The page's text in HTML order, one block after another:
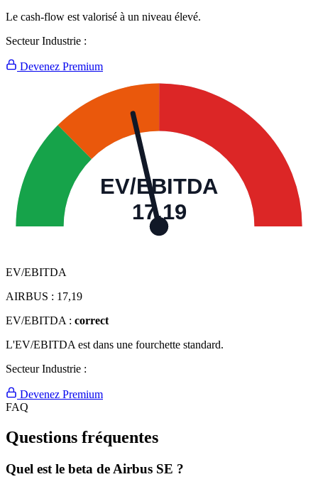
Le cash-flow est valorisé à un niveau élevé.
Secteur Industrie :
Devenez Premium
EV/EBITDA
17,19
EV/EBITDA
AIRBUS : 17,19
EV/EBITDA : correct
L'EV/EBITDA est dans une fourchette standard.
Secteur Industrie :
Devenez Premium
FAQ
Questions fréquentes
Quel est le beta de Airbus SE ?